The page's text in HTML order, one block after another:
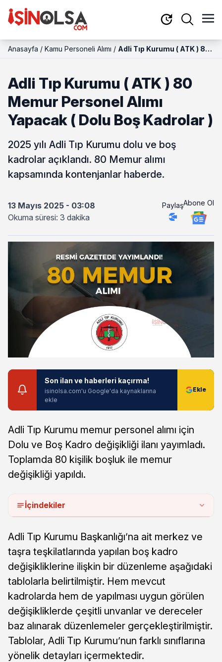
Anasayfa / Kamu Personeli Alımı / Adli Tıp Kurumu ( ATK ) 80
Kadrolar )
Adli Tıp Kurumu ( ATK ) 80
Memur Personel Alımı
Yapacak ( Dolu Boş Kadrolar )
2025 yılı Adli Tıp Kurumu dolu ve boş
kadrolar açıklandı. 80 Memur alımı
kapsamında kontenjanlar haberde.
13 Mayıs 2025 - 03:08
Okuma süresi: 3 dakika
PaylaşAbone Ol
Son ilan ve haberleri kaçırma!
isinolsa.com'u Google'da kaynaklarına
ekle
Adli Tıp Kurumu memur personel alımı için
Dolu ve Boş Kadro değişikliği ilanı yayımladı.
Toplamda 80 kişilik boşluk ile memur
değişikliği yapıldı.
İçindekiler
Adli Tıp Kurumu Başkanlığı’na ait merkez ve
taşra teşkilatlarında yapılan boş kadro
değişikliklerine ilişkin bir düzenleme aşağıdaki
tablolarla belirtilmiştir. Hem mevcut
kadrolarda hem de yapılması uygun görülen
değişikliklerde çeşitli unvanlar ve dereceler
baz alınarak düzenlemeler gerçekleştirilmiştir.
Tablolar, Adli Tıp Kurumu’nun farklı sınıflarına
yönelik detayları içermektedir.